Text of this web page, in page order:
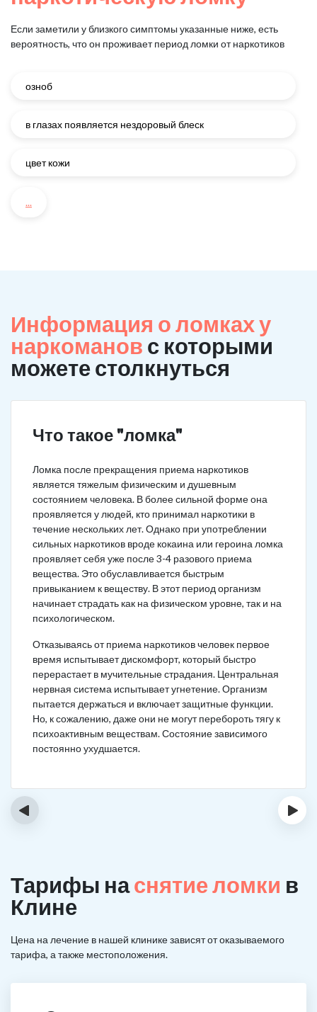
Если заметили у близкого симптомы указанные ниже, есть
вероятность, что он проживает период ломки от наркотиков
озноб
в глазах появляется нездоровый блеск
цвет кожи
...
Информация о ломках у
наркоманов с которыми
можете столкнуться
Что такое "ломка"
Ломка после прекращения приема наркотиков
является тяжелым физическим и душевным
состоянием человека. В более сильной форме она
проявляется у людей, кто принимал наркотики в
течение нескольких лет. Однако при употреблении
сильных наркотиков вроде кокаина или героина ломка
проявляет себя уже после 3-4 разового приема
вещества. Это обуславливается быстрым
привыканием к веществу. В этот период организм
начинает страдать как на физическом уровне, так и на
психологическом.
Отказываясь от приема наркотиков человек первое
время испытывает дискомфорт, который быстро
перерастает в мучительные страдания. Центральная
нервная система испытывает угнетение. Организм
пытается держаться и включает защитные функции.
Но, к сожалению, даже они не могут перебороть тягу к
психоактивным веществам. Состояние зависимого
постоянно ухудшается.
‹ ›
Тарифы наснятие ломки в
Клине
Цена на лечение в нашей клинике зависят от оказываемого
тарифа, а также местоположения.